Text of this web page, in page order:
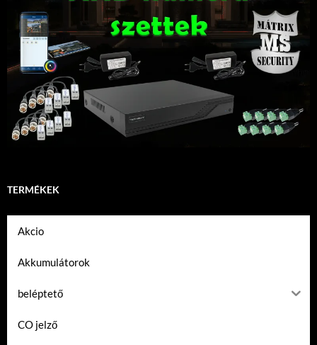
TERMÉKEK
Akcio
Akkumulátorok
beléptető
CO jelző